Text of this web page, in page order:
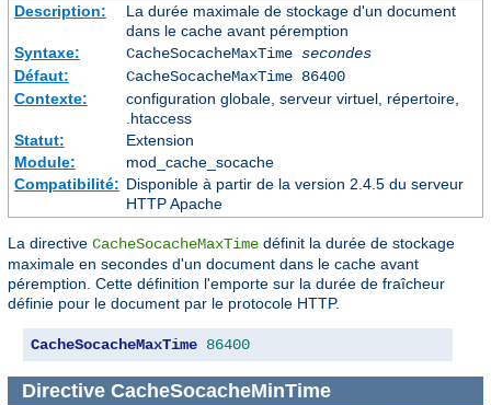
Description:
La durée maximale de stockage d'un document
dans le cache avant péremption
Syntaxe:
CacheSocacheMaxTime secondes
Défaut:
CacheSocacheMaxTime 86400
Contexte:
configuration globale, serveur virtuel, répertoire,
.htaccess
Statut:
Extension
Module:
mod_cache_socache
Compatibilité: Disponible à partir de la version 2.4.5 du serveur
HTTP Apache
La directive CacheSocacheMaxTime définit la durée de stockage
maximale en secondes d'un document dans le cache avant
péremption. Cette définition l'emporte sur la durée de fraîcheur
définie pour le document par le protocole HTTP.
CacheSocacheMaxTime 86400
Directive CacheSocacheMinTime